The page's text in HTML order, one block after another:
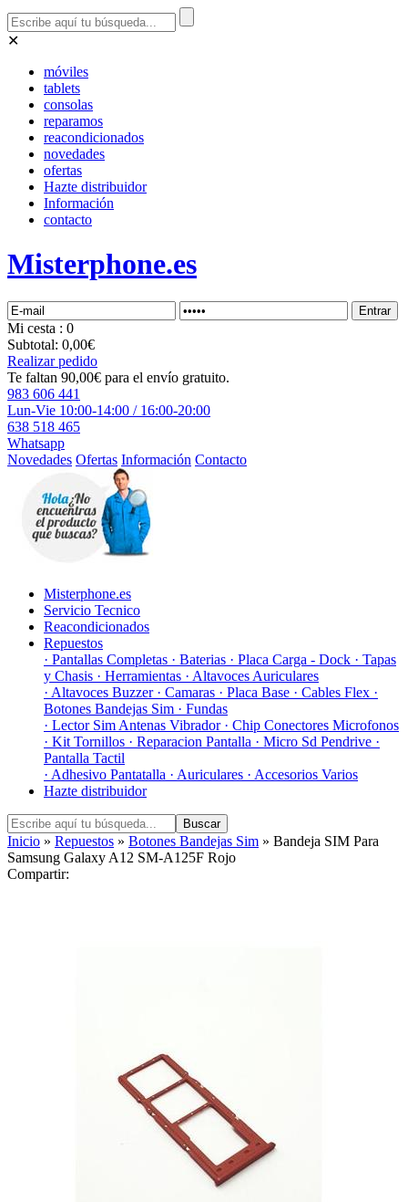
✕
móviles
tablets
consolas
reparamos
reacondicionados
novedades
ofertas
Hazte distribuidor
Información
contacto
Misterphone.es
Mi cesta : 0
Subtotal: 0,00€
Realizar pedido
Te faltan 90,00€ para el envío gratuito.
983 606 441
Lun-Vie 10:00-14:00 / 16:00-20:00
638 518 465
Whatsapp
Novedades Ofertas Información Contacto
Misterphone.es
Servicio Tecnico
Reacondicionados
Repuestos
· Pantallas Completas · Baterias · Placa Carga - Dock · Tapas
y Chasis · Herramientas · Altavoces Auriculares
· Altavoces Buzzer · Camaras · Placa Base · Cables Flex ·
Botones Bandejas Sim · Fundas
· Lector Sim Antenas Vibrador · Chip Conectores Microfonos
· Kit Tornillos · Reparacion Pantalla · Micro Sd Pendrive ·
Pantalla Tactil
· Adhesivo Pantatalla · Auriculares · Accesorios Varios
Hazte distribuidor
Buscar
Inicio » Repuestos » Botones Bandejas Sim » Bandeja SIM Para
Samsung Galaxy A12 SM-A125F Rojo
Compartir: